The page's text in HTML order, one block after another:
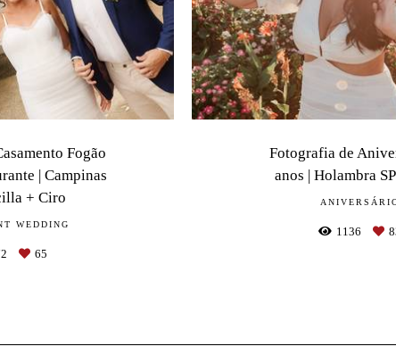
Fogão
| Campinas
+ Ciro
WEDDING
65
Fotografia de
anos | Holambra
1136